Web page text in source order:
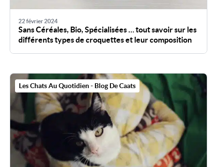
22 février 2024
Sans Céréales, Bio, Spécialisées … tout savoir sur les
différents types de croquettes et leur composition
Les Chats Au Quotidien - Blog De Caats